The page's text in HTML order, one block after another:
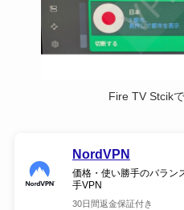
Fire TV Stcik
NordVPN
価格・使い勝手のバラン
手VPN
30日間返金保証付き